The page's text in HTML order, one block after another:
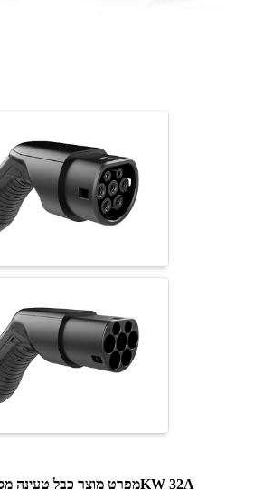
מפרט מוצר כבל טעינה מסוג 2 לסוג 1 של 7KW 32A